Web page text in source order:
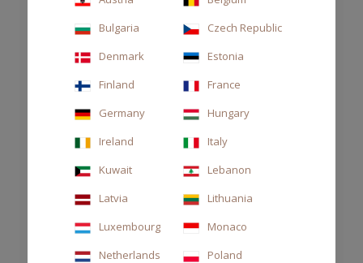
Bulgaria
Czech Republic
Denmark
Estonia
Finland
France
Germany
Hungary
Ireland
Italy
Kuwait
Lebanon
Latvia
Lithuania
Luxembourg
Monaco
Netherlands
Poland